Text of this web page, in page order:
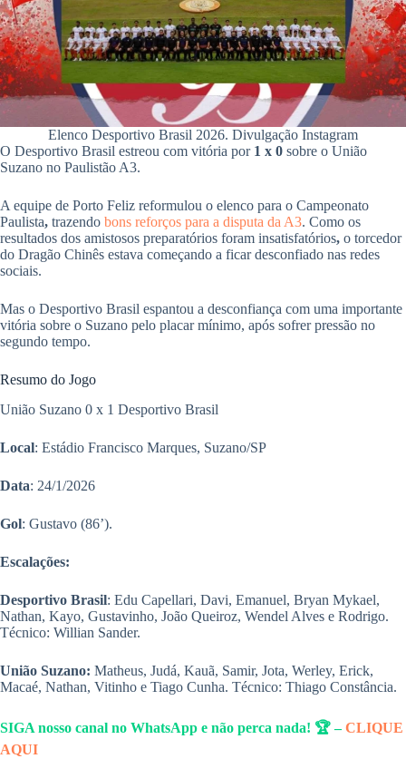
Elenco Desportivo Brasil 2026. Divulgação Instagram
O Desportivo Brasil estreou com vitória por1 x 0 sobre o União
Suzano no Paulistão A3.
A equipe de Porto Feliz reformulou o elenco para o Campeonato
Paulista, trazendo bons reforços para a disputa da A3. Como os
resultados dos amistosos preparatórios foram insatisfatórios, o torcedor
do Dragão Chinês estava começando a ficar desconfiado nas redes
sociais.
Mas o Desportivo Brasil espantou a desconfiança com uma importante
vitória sobre o Suzano pelo placar mínimo, após sofrer pressão no
segundo tempo.
Resumo do Jogo
União Suzano 0 x 1 Desportivo Brasil
Local: Estádio Francisco Marques, Suzano/SP
Data: 24/1/2026
Gol: Gustavo (86’).
Escalações:
Desportivo Brasil: Edu Capellari, Davi, Emanuel, Bryan Mykael,
Nathan, Kayo, Gustavinho, João Queiroz, Wendel Alves e Rodrigo.
Técnico: Willian Sander.
União Suzano: Matheus, Judá, Kauã, Samir, Jota, Werley, Erick,
Macaé, Nathan, Vitinho e Tiago Cunha. Técnico: Thiago Constância.
SIGA nosso canal no WhatsApp e não perca nada! 🏆 –CLIQUE
AQUI